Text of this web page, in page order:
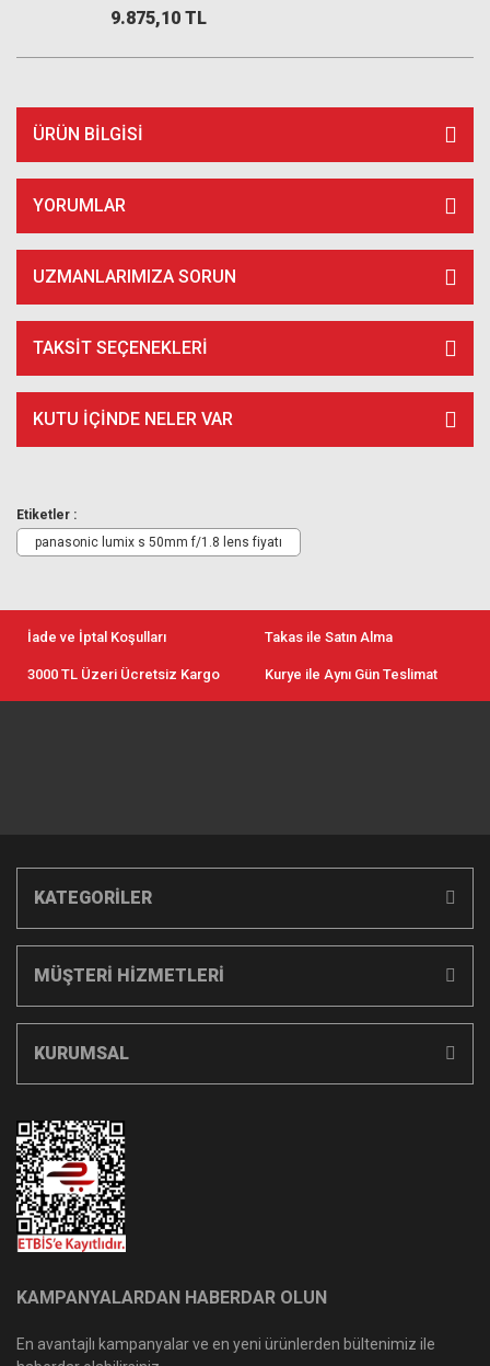
9.875,10 TL
ÜRÜN BILGISI
YORUMLAR
UZMANLARIMIZA SORUN
TAKSIT SEÇENEKLERI
KUTU İÇİNDE NELER VAR
Etiketler :
panasonic lumix s 50mm f/1.8 lens fiyatı
İade ve İptal Koşulları Takas ile Satın Alma
3000 TL Üzeri Ücretsiz Kargo Kurye ile Aynı Gün Teslimat
KATEGORİLER
MÜŞTERİ HİZMETLERİ
KURUMSAL
KAMPANYALARDAN HABERDAR OLUN
En avantajlı kampanyalar ve en yeni ürünlerden bültenimiz ile